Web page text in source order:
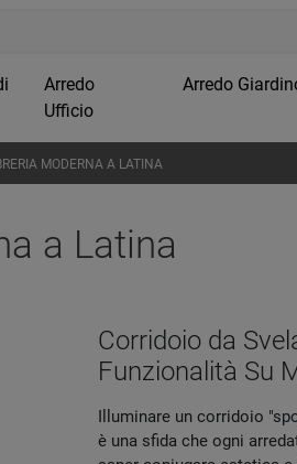
Arredo
Ufficio
Arredo
MODERNA A LATINA
a Latina
Corridoio da
Funzionalità Su
Illuminare un corridoio
è una sfida che ogni